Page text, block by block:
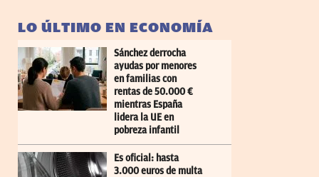
LO ÚLTIMO EN ECONOMÍA
Sánchez derrocha
ayudas por menores
en familias con
rentas de 50.000 €
mientras España
lidera la UE en
pobreza infantil
Es oficial: hasta
3.000 euros de multa